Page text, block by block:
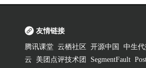
友情链接
腾讯课堂 云栖社区 开源中国 中生
云
美团点评技术团 SegmentFault